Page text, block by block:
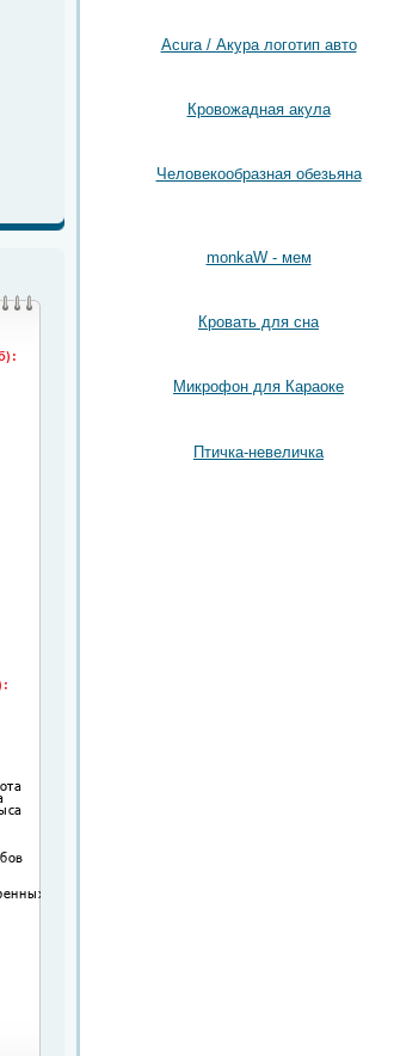
Acura / Акура логотип авто
Кровожадная акула
Человекообразная обезьяна
monkaW - мем
Кровать для сна
Микрофон для Караоке
Птичка-невеличка